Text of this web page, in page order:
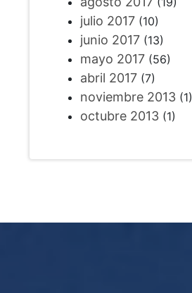
julio 2017(10)
junio 2017(13)
mayo 2017(56)
abril 2017(7)
noviembre 2013(1)
octubre 2013(1)